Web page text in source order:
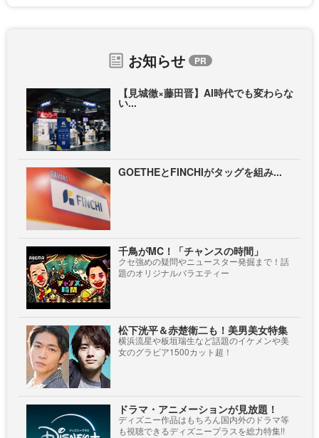
お知らせ
【見城徹×藤田晋】AI時代でも変わらな
い...
GOETHEとFINCHIがタッグを組み...
千鳥がMC！「チャンスの時間」
クセ強めの疑問やニュースター発掘まで！話
題のオリジナルバラエティー
松下洸平＆赤楚衛二も！美男美女特集
横浜流星や板垣瑞生など話題のイケメンや美
女のグラビア1500カット超！
ドラマ・アニメーションが見放題！
ディズニー作品はもちろん国内外のドラマ等
も視聴できるディズニープラスを総力特集!!